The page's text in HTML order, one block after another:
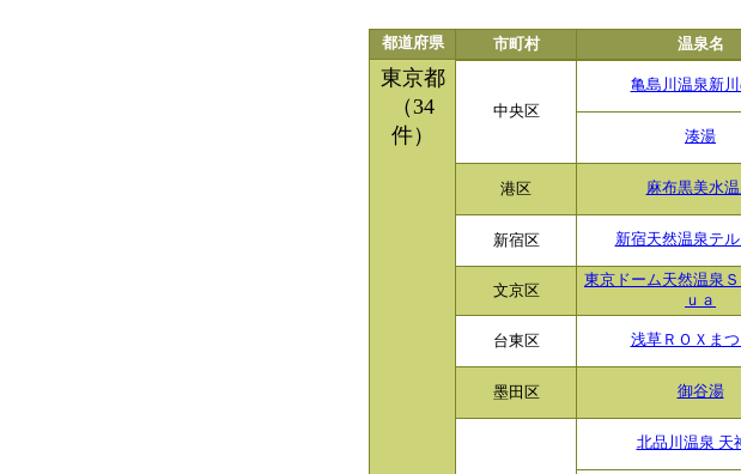
都道府県 市町村 温泉名
東京都
（34
件）
中央区
亀島川温泉新
湊湯
港区 麻布黒美水
新宿区 新宿天然温泉テ
文京区
東京ドーム天然温泉
ｕａ
台東区 浅草ＲＯＸま
墨田区 御谷湯
北品川温泉 天